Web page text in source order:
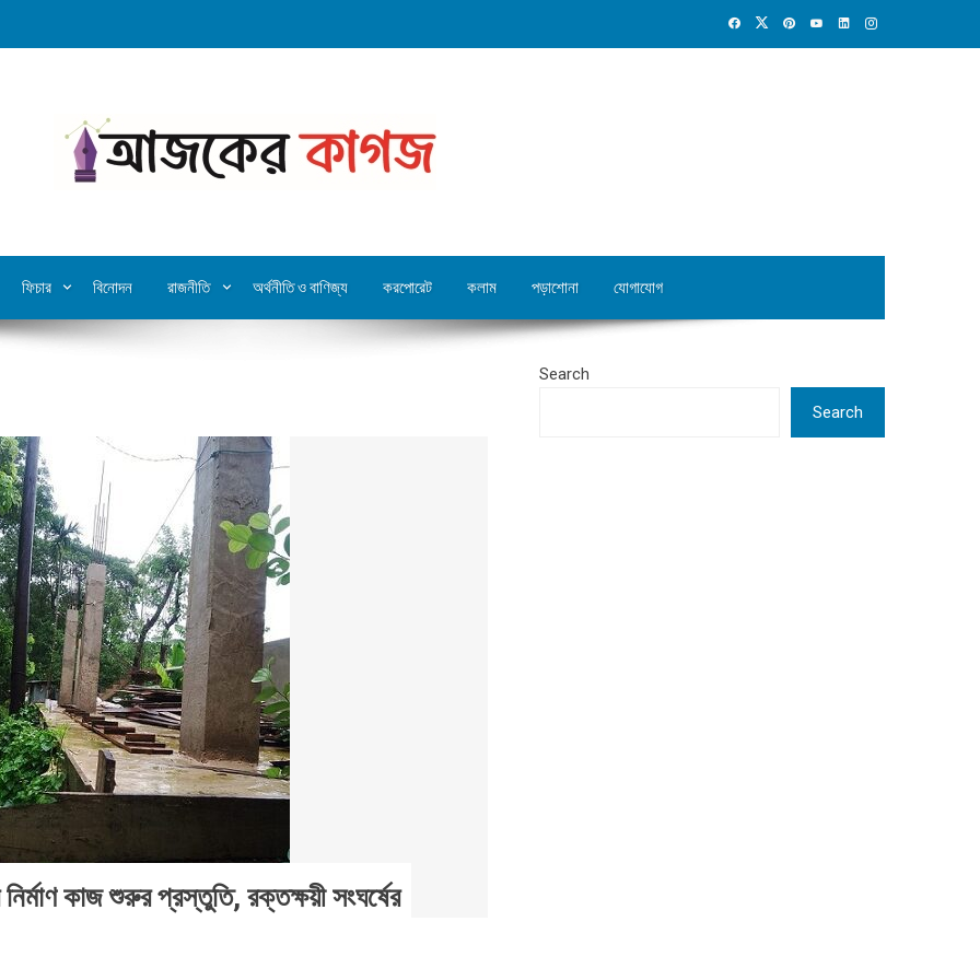
ফিচার বিনোদন রাজনীতি অর্থনীতি ও বাণিজ্য করপোরেট কলাম পড়াশোনা যোগাযোগ
নির্মাণ কাজ শুরুর প্রস্তুতি, রক্তক্ষয়ী সংঘর্ষের
Search
Search